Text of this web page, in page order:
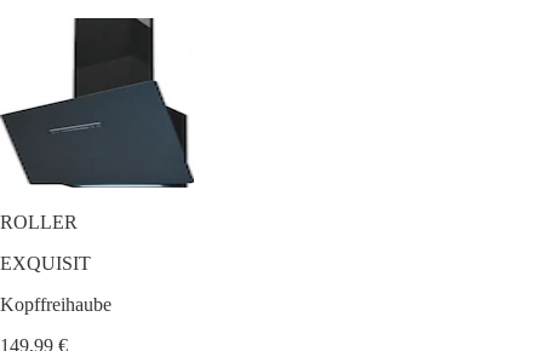
ROLLER
EXQUISIT
Kopffreihaube
149,99 €